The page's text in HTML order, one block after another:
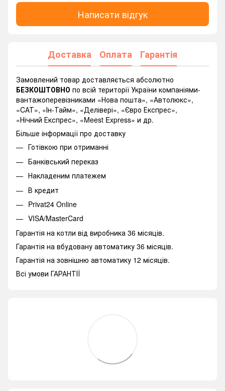
Написати відгук
Доставка Оплата Гарантія
Замовлений товар доставляється абсолютно
БЕЗКОШТОВНО по всій території України компаніями-
вантажоперевізниками «Нова пошта», «Автолюкс»,
«CАТ», «Ін-Тайм», «Делівері», «Євро Експрес»,
«Нічний Експрес», «Meest Express» и др.
Більше інформації про доставку
Готівкою при отриманні
Банківський переказ
Накладеним платежем
В кредит
Privat24 Online
VISA/MasterCard
Гарантія на котли від виробника 36 місяців.
Гарантія на вбудовану автоматику 36 місяців.
Гарантія на зовнішню автоматику 12 місяців.
Всі умови ГАРАНТІЇ